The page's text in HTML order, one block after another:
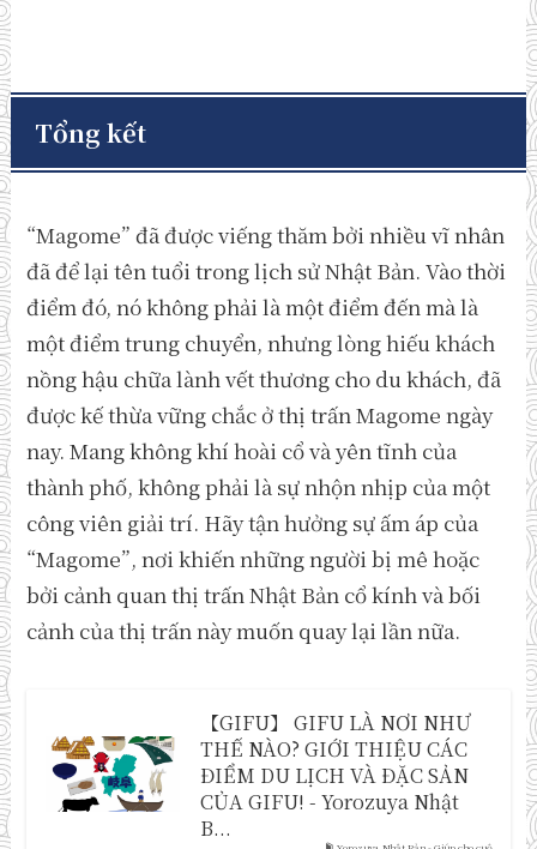
Tổng kết
“Magome” đã được viếng thăm bởi nhiều vĩ nhân
đã để lại tên tuổi trong lịch sử Nhật Bản. Vào thời
điểm đó, nó không phải là một điểm đến mà là
một điểm trung chuyển, nhưng lòng hiếu khách
nồng hậu chữa lành vết thương cho du khách, đã
được kế thừa vững chắc ở thị trấn Magome ngày
nay. Mang không khí hoài cổ và yên tĩnh của
thành phố, không phải là sự nhộn nhịp của một
công viên giải trí. Hãy tận hưởng sự ấm áp của
“Magome”, nơi khiến những người bị mê hoặc
bởi cảnh quan thị trấn Nhật Bản cổ kính và bối
cảnh của thị trấn này muốn quay lại lần nữa.
【GIFU】 GIFU LÀ NƠI NHƯ
THẾ NÀO? GIỚI THIỆU CÁC
ĐIỂM DU LỊCH VÀ ĐẶC SẢN
CỦA GIFU! - Yorozuya Nhật
B...